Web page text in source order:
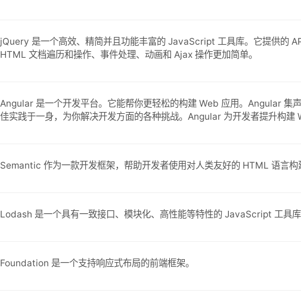
jQuery 是一个高效、精简并且功能丰富的 JavaScript 工具库。它提供的
HTML 文档遍历和操作、事件处理、动画和 Ajax 操作更加简单。
Angular 是一个开发平台。它能帮你更轻松的构建 Web 应用。Angular 集
佳实践于一身，为你解决开发方面的各种挑战。Angular 为开发者提升构建
Semantic 作为一款开发框架，帮助开发者使用对人类友好的 HTML 语言构
Lodash 是一个具有一致接口、模块化、高性能等特性的 JavaScript 工具库
Foundation 是一个支持响应式布局的前端框架。